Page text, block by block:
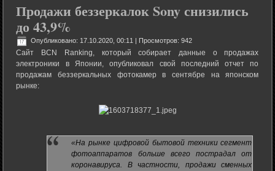
Продажи беззеркалок Sony снизились
до 43,9%
Опубликовано: 17.10.2020, 00:11 | Просмотров: 942
Сайт BCN Ranking, который собирает данные о продажах
электроники в Японии, опубликовал свой последний отчет по
продажам беззеркальных фотокамер в сентябре на японском
рынке:
«На рынке цифровой бытовой техники сегмент
фотоаппаратов больше всего пострадал от
коронавируса. В частности, продажи сменных